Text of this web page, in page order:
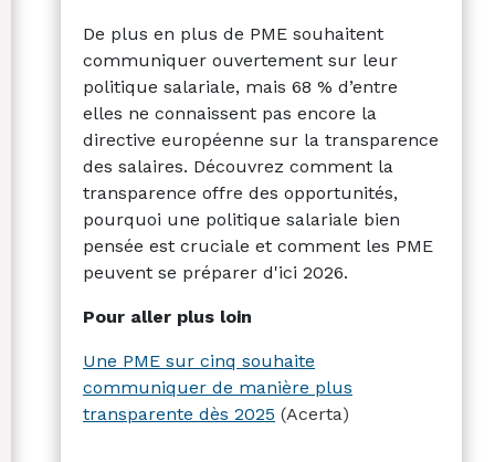
De plus en plus de PME souhaitent
communiquer ouvertement sur leur
politique salariale, mais 68 % d’entre
elles ne connaissent pas encore la
directive européenne sur la transparence
des salaires. Découvrez comment la
transparence offre des opportunités,
pourquoi une politique salariale bien
pensée est cruciale et comment les PME
peuvent se préparer d'ici 2026.
Pour aller plus loin
Une PME sur cinq souhaite
communiquer de manière plus
transparente dès 2025 (Acerta)